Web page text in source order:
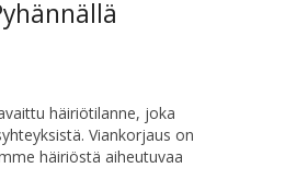
häiriötilanne, joka
Viankorjaus on
häiriöstä aiheutuvaa